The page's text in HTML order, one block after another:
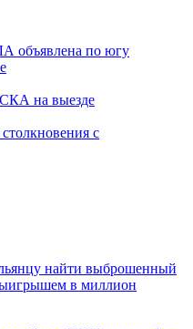
объявлена по югу
на выезде
с
найти выброшенный
в миллион